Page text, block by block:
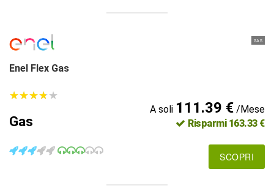
GAS
Enel Flex Gas
★★★★★
★★★★★
Gas
A soli 111.39 €/Mese
Risparmi 163.33 €
SCOPRI